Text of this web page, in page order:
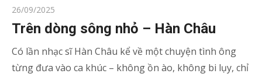
Posted
on
26/09/2025
Trên dòng sông nhỏ – Hàn Châu
Có lần nhạc sĩ Hàn Châu kể về một chuyện tình ông
từng đưa vào ca khúc – không ồn ào, không bi lụy, chỉ